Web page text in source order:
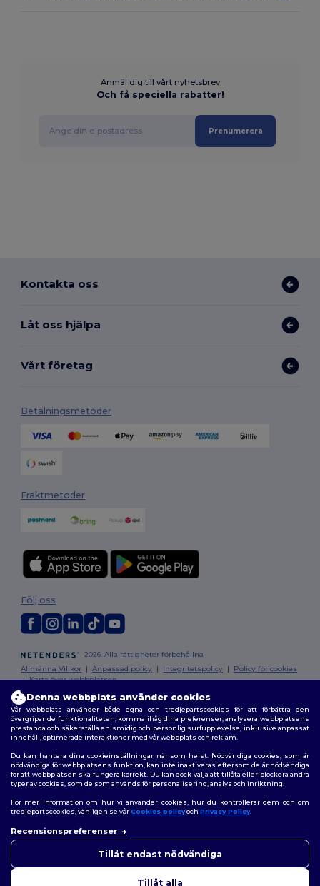
Anmäl dig till vårt nyhetsbrev
Och få speciella rabatter!
Prenumerera
Kontakta oss
Låt oss hjälpa
Vårt företag
Betalningsmetoder
Fraktmetoder
2026. Alla rättigheter förbehållna
Allmänna Villkor |Anpassad policy | Integritetspolicy | Policy för cookies
|Karta över webbplatsen
Följ oss
Denna webbplats använder cookies
Vår webbplats använder både egna och tredjepartscookies för att förbättra den
övergripande funktionaliteten, komma ihåg dina preferenser, analysera webbplatsens
prestanda och säkerställa en smidig och personlig surfupplevelse, inklusive anpassat
innehåll, optimerade interaktioner med vår webbplats och reklam.
Du kan hantera dina cookieinställningar när som helst. Nödvändiga cookies, som är
nödvändiga för webbplatsens funktion, kan inte inaktiveras eftersom de är nödvändiga
för att webbplatsen ska fungera korrekt. Du kan dock välja att tillåta eller blockera andra
typer av cookies, som de som används för personalisering, analys och inriktning.
För mer information om hur vi använder cookies, hur du kontrollerar dem och om
tredjepartscookies, vänligen se vårCookies policyoch Privacy Policy.
Recensionspreferenser
Tillåt endast nödvändiga
Tillåt alla
funderingar kan du kontakta
finns här för som hjälp.